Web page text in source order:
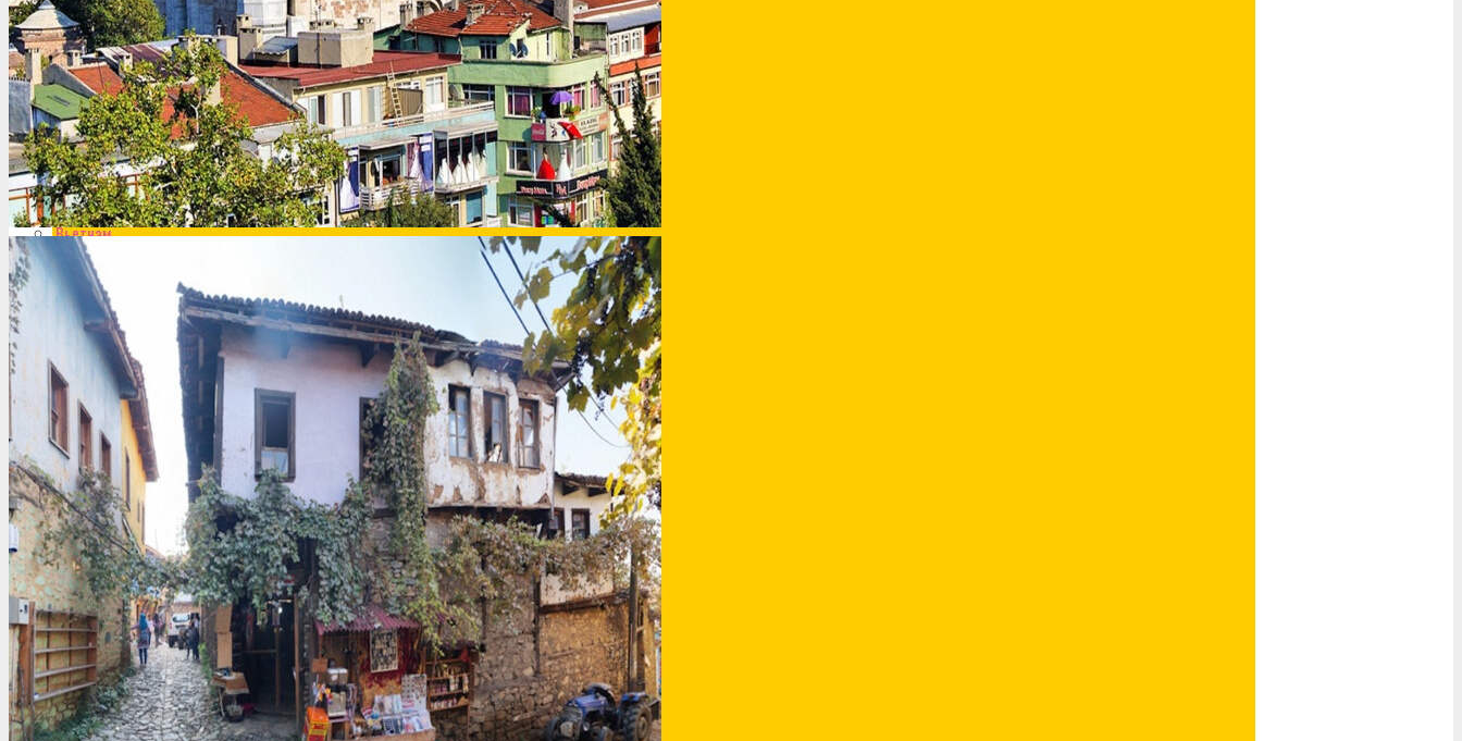
Венесуэла
Вьетнам
Венгрия
Германия
Греция